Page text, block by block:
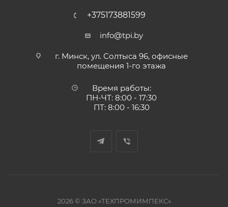
+375173881599
info@tpi.by
г. Минск, ул. Солтыса 96, офисные
помещения 1-го этажа
Время работы:
ПН-ЧТ: 8:00 - 17:30
ПТ: 8:00 - 16:30
2026 © ЗАО «ТЕХПРОМИМПЕКС»